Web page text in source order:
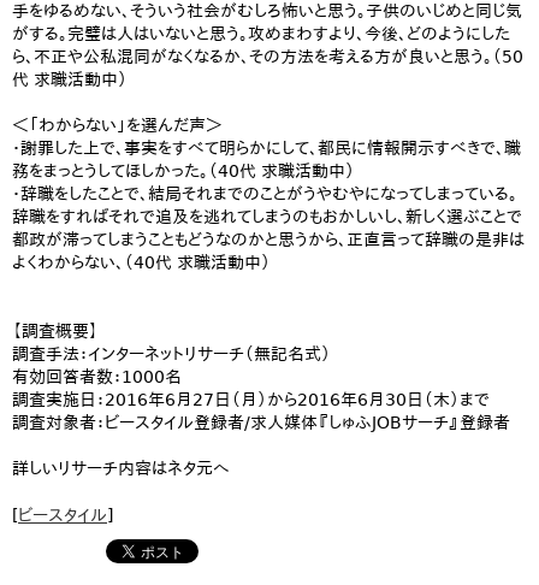
手をゆるめない、そういう社会がむしろ怖いと思う。子供のいじめと同じ気
がする。完璧は人はいないと思う。攻めまわすより、今後、どのようにした
ら、不正や公私混同がなくなるか、その方法を考える方が良いと思う。（50
代 求職活動中）
＜「わからない」を選んだ声＞
・謝罪した上で、事実をすべて明らかにして、都民に情報開示すべきで、職
務をまっとうしてほしかった。（40代 求職活動中）
・辞職をしたことで、結局それまでのことがうやむやになってしまっている。
辞職をすればそれで追及を逃れてしまうのもおかしいし、新しく選ぶことで
都政が滞ってしまうこともどうなのかと思うから、正直言って辞職の是非は
よくわからない、（40代 求職活動中）
【調査概要】
調査手法：インターネットリサーチ（無記名式）
有効回答者数：1000名
調査実施日：2016年6月27日（月）から2016年6月30日（木）まで
調査対象者：ビースタイル登録者/求人媒体『しゅふJOBサーチ』登録者
詳しいリサーチ内容はネタ元へ
[ビースタイル]